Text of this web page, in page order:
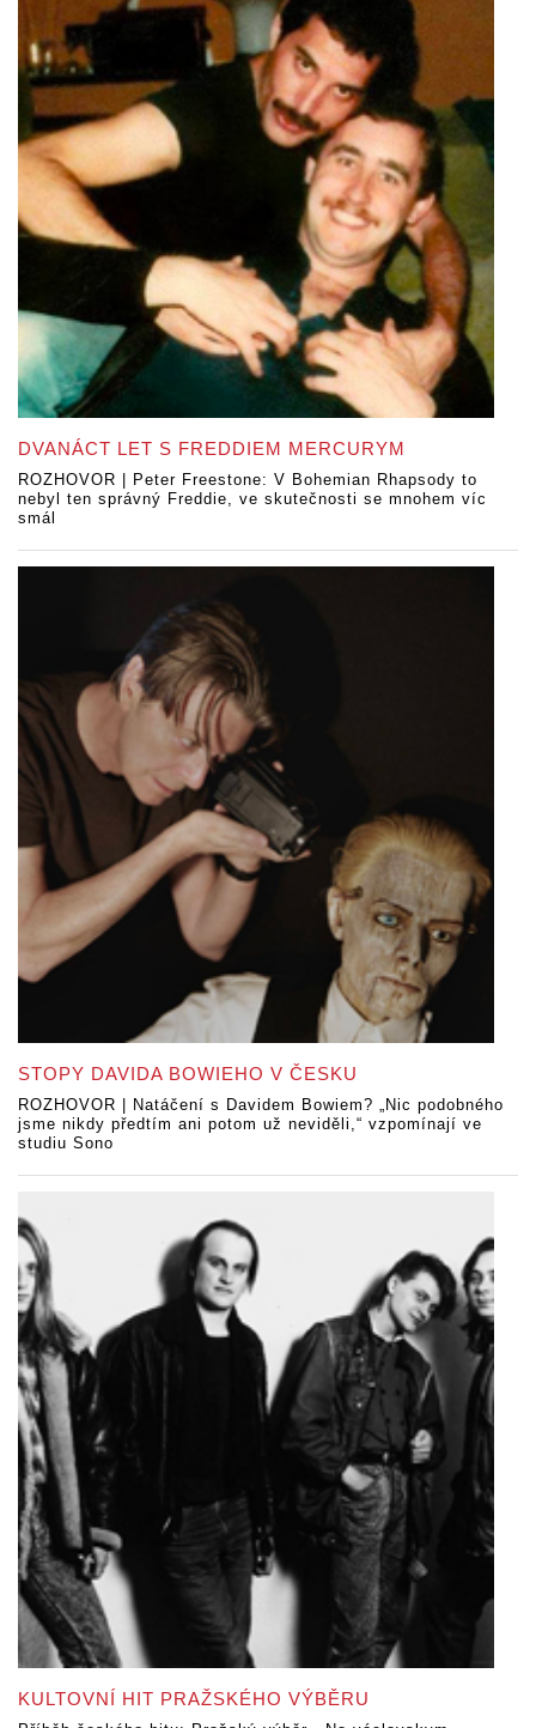
DVANÁCT LET S FREDDIEM MERCURYM
ROZHOVOR | Peter Freestone: V Bohemian Rhapsody to
nebyl ten správný Freddie, ve skutečnosti se mnohem víc
smál
STOPY DAVIDA BOWIEHO V ČESKU
ROZHOVOR | Natáčení s Davidem Bowiem? „Nic podobného
jsme nikdy předtím ani potom už neviděli,“ vzpomínají ve
studiu Sono
KULTOVNÍ HIT PRAŽSKÉHO VÝBĚRU